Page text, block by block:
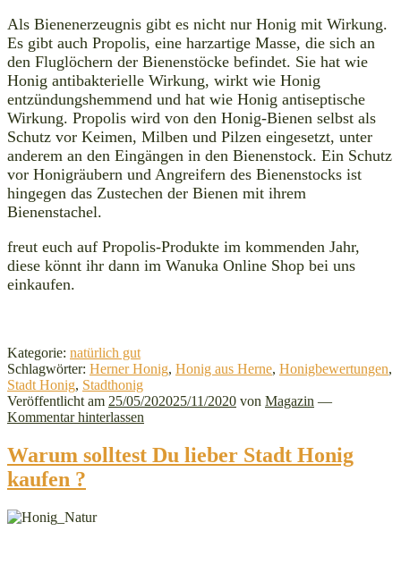
Als Bienenerzeugnis gibt es nicht nur Honig mit Wirkung.
Es gibt auch Propolis, eine harzartige Masse, die sich an
den Fluglöchern der Bienenstöcke befindet. Sie hat wie
Honig antibakterielle Wirkung, wirkt wie Honig
entzündungshemmend und hat wie Honig antiseptische
Wirkung. Propolis wird von den Honig-Bienen selbst als
Schutz vor Keimen, Milben und Pilzen eingesetzt, unter
anderem an den Eingängen in den Bienenstock. Ein Schutz
vor Honigräubern und Angreifern des Bienenstocks ist
hingegen das Zustechen der Bienen mit ihrem
Bienenstachel.
freut euch auf Propolis-Produkte im kommenden Jahr,
diese könnt ihr dann im Wanuka Online Shop bei uns
einkaufen.
Kategorie: natürlich gut
Schlagwörter: Herner Honig, Honig aus Herne, Honigbewertungen,
Stadt Honig, Stadthonig
Veröffentlicht am 25/05/202025/11/2020 von Magazin —
Kommentar hinterlassen
Warum solltest Du lieber Stadt Honig
kaufen ?